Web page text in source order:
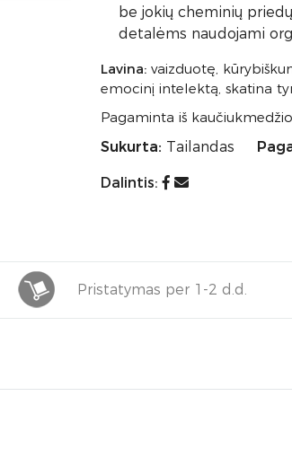
be jokių cheminių
detalėms naudojami
Lavina: vaizduotę,
emocinį intelektą, skatina
Pagaminta iš
Sukurta: Tailandas
Dalintis:
Pristatymas per 1-2 d.d.